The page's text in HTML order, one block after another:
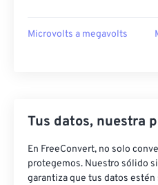
Microvolts a megavolts
Tus datos, nuestra
En FreeConvert, no solo
protegemos. Nuestro sólido
garantiza que tus datos